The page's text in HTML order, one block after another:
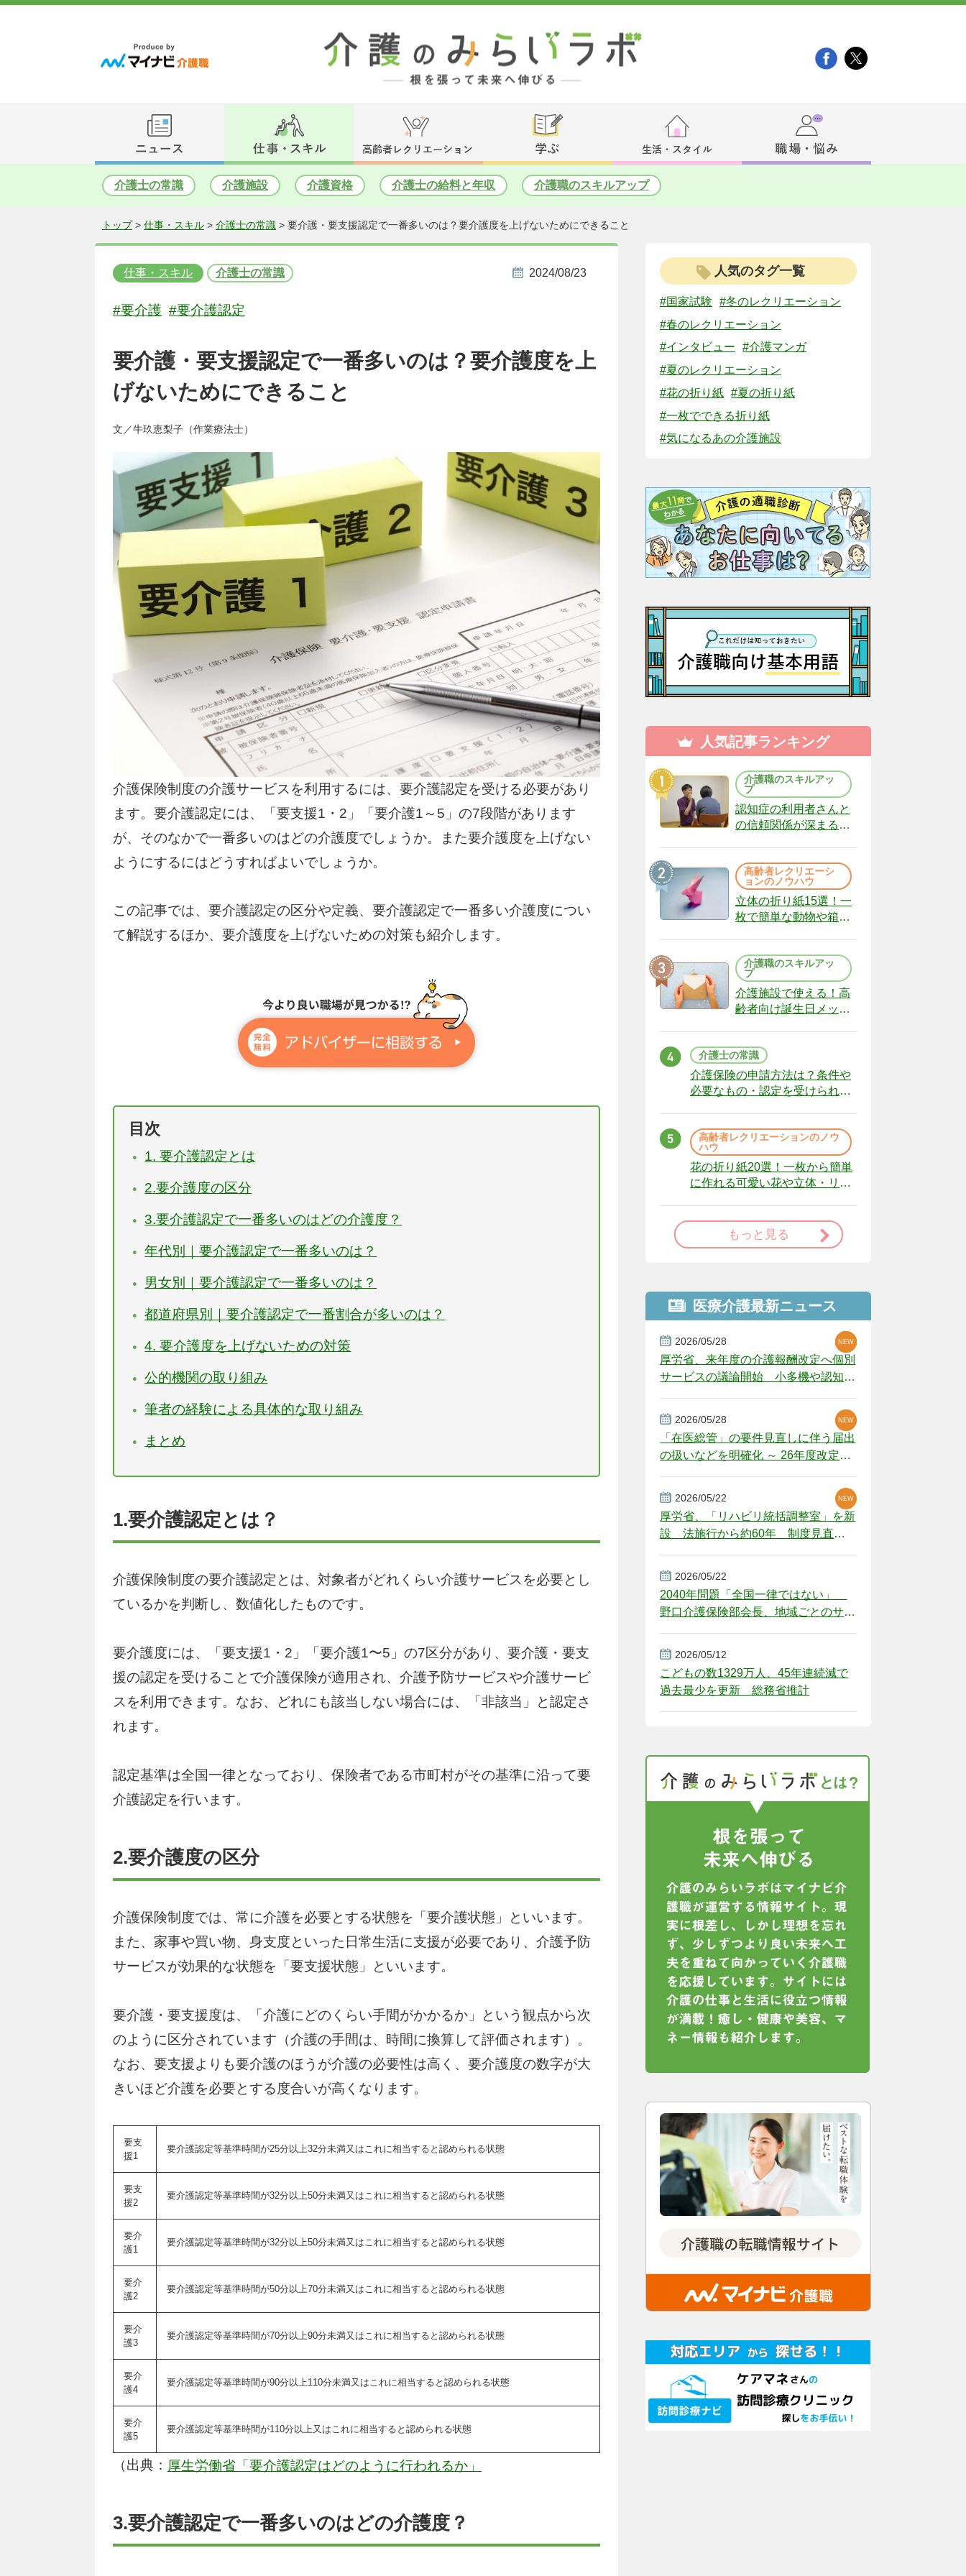
介護士の常識 介護施設 介護資格 介護士の給料と年収 介護職のスキルアップ
トップ> 仕事・スキル > 介護士の常識 > 要介護・要支援認定で一番多いのは？要介護度を上げないためにできること
仕事・スキル 介護士の常識 2024/08/23
#要介護 #要介護認定
要介護・要支援認定で一番多いのは？要介護度を上
げないためにできること
文／牛玖恵梨子（作業療法士）
介護保険制度の介護サービスを利用するには、要介護認定を受ける必要があり
ます。要介護認定には、「要支援1・2」「要介護1～5」の7段階があります
が、そのなかで一番多いのはどの介護度でしょうか。また要介護度を上げない
ようにするにはどうすればよいでしょうか。
この記事では、要介護認定の区分や定義、要介護認定で一番多い介護度につい
て解説するほか、要介護度を上げないための対策も紹介します。
目次
1. 要介護認定とは
2.要介護度の区分
3.要介護認定で一番多いのはどの介護度？
年代別｜要介護認定で一番多いのは？
男女別｜要介護認定で一番多いのは？
都道府県別｜要介護認定で一番割合が多いのは？
4. 要介護度を上げないための対策
公的機関の取り組み
筆者の経験による具体的な取り組み
まとめ
1.要介護認定とは？
介護保険制度の要介護認定とは、対象者がどれくらい介護サービスを必要とし
ているかを判断し、数値化したものです。
要介護度には、「要支援1・2」「要介護1〜5」の7区分があり、要介護・要支
援の認定を受けることで介護保険が適用され、介護予防サービスや介護サービ
スを利用できます。なお、どれにも該当しない場合には、「非該当」と認定さ
れます。
認定基準は全国一律となっており、保険者である市町村がその基準に沿って要
介護認定を行います。
2.要介護度の区分
介護保険制度では、常に介護を必要とする状態を「要介護状態」といいます。
また、家事や買い物、身支度といった日常生活に支援が必要であり、介護予防
サービスが効果的な状態を「要支援状態」といいます。
要介護・要支援度は、「介護にどのくらい手間がかかるか」という観点から次
のように区分されています（介護の手間は、時間に換算して評価されます）。
なお、要支援よりも要介護のほうが介護の必要性は高く、要介護度の数字が大
きいほど介護を必要とする度合いが高くなります。
要支
援1
要介護認定等基準時間が25分以上32分未満又はこれに相当すると認められる状態
要支
援2
要介護認定等基準時間が32分以上50分未満又はこれに相当すると認められる状態
要介
護1
要介護認定等基準時間が32分以上50分未満又はこれに相当すると認められる状態
要介
護2
要介護認定等基準時間が50分以上70分未満又はこれに相当すると認められる状態
要介
護3
要介護認定等基準時間が70分以上90分未満又はこれに相当すると認められる状態
要介
護4
要介護認定等基準時間が90分以上110分未満又はこれに相当すると認められる状態
要介
護5
要介護認定等基準時間が110分以上又はこれに相当すると認められる状態
（出典： 厚生労働省「要介護認定はどのように行われるか」
3.要介護認定で一番多いのはどの介護度？
人気のタグ一覧
#国家試験
#冬のレクリエーション
#春のレクリエーション
#インタビュー
#介護マンガ
#夏のレクリエーション
#花の折り紙 #夏の折り紙
#一枚でできる折り紙
#気になるあの介護施設
人気記事ランキング
介護職のスキルアッ
プ
認知症の利用者さんと
の信頼関係が深まる声
（22）
高齢者レクリエーシ
ョンのノウハウ
立体の折り紙15選！一
枚で簡単な動物や箱、
介護職のスキルアッ
プ
介護施設で使える！高
齢者向け誕生日メッセ
介護士の常識
介護保険の申請方法は？条件や
必要なもの・認定を受けられな
高齢者レクリエーションのノウ
ハウ
花の折り紙20選！一枚から簡単
に作れる可愛い花や立体・リー
もっと見る
医療介護最新ニュース
2026/05/28
厚労省、来年度の介護報酬改定へ個別
サービスの議論開始 小多機や認知症
NEW
NEW
NEW
2026/05/28
「在医総管」の要件見直しに伴う届出
の扱いなどを明確化 ～ 26年度改定疑
NEW
NEW
2026/05/22
厚労省、「リハビリ統括調整室」を新
設 法施行から約60年 制度見直し
NEW
2026/05/22
2040年問題「全国一律ではない」
野口介護保険部会長、地域ごとのサー
2026/05/12
こどもの数1329万人、45年連続減で
過去最少を更新 総務省推計